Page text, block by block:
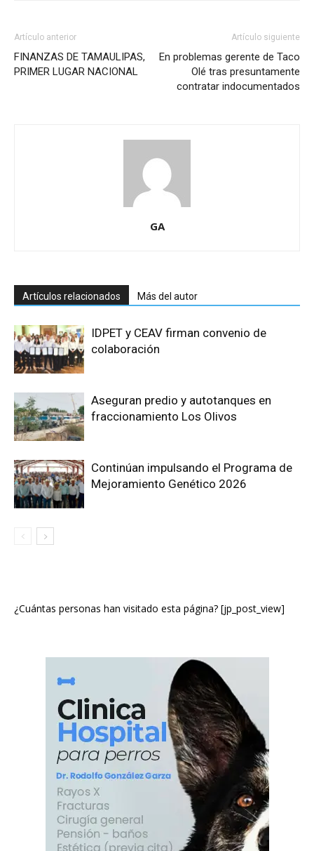
Artículo anterior
FINANZAS DE TAMAULIPAS,
PRIMER LUGAR NACIONAL
Artículo siguiente
En problemas gerente de Taco
Olé tras presuntamente
contratar indocumentados
GA
Artículos relacionados Más del autor
IDPET y CEAV firman convenio de
colaboración
Aseguran predio y autotanques en
fraccionamiento Los Olivos
Continúan impulsando el Programa de
Mejoramiento Genético 2026
¿Cuántas personas han visitado esta página? [jp_post_view]